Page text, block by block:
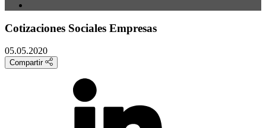
Cotizaciones Sociales Empresas
05.05.2020
Compartir